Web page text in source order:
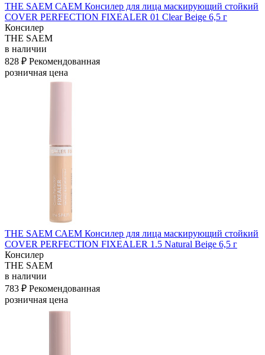
THE SAEM САЕМ Консилер для лица маскирующий стойкий
COVER PERFECTION FIXEALER 01 Clear Beige 6,5 г
Консилер
THE SAEM
в наличии
828 ₽ Рекомендованная
розничная цена
THE SAEM САЕМ Консилер для лица маскирующий стойкий
COVER PERFECTION FIXEALER 1.5 Natural Beige 6,5 г
Консилер
THE SAEM
в наличии
783 ₽ Рекомендованная
розничная цена